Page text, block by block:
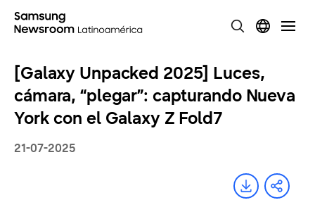
[Galaxy Unpacked 2025] Luces,
cámara, “plegar”: capturando Nueva
York con el Galaxy Z Fold7
21-07-2025